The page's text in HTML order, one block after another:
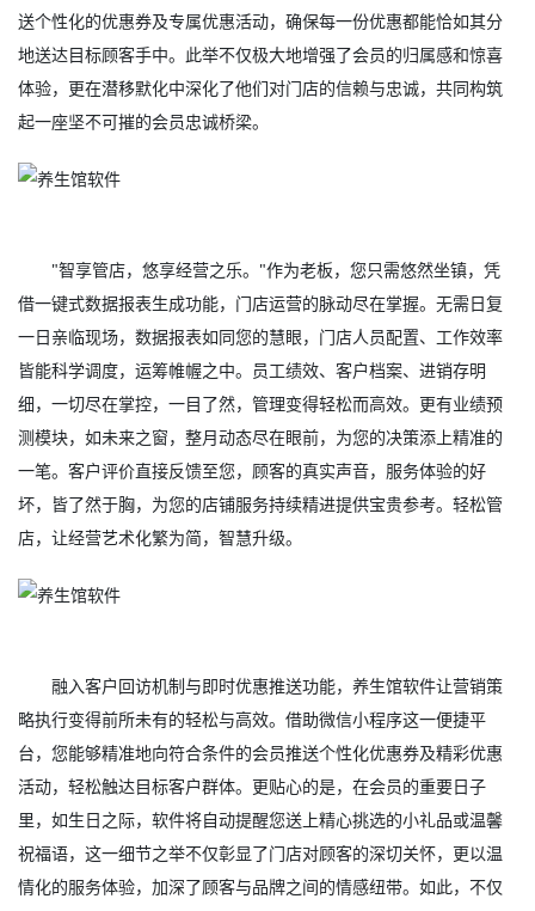
送个性化的优惠券及专属优惠活动，确保每一份优惠都能恰如其分
地送达目标顾客手中。此举不仅极大地增强了会员的归属感和惊喜
体验，更在潜移默化中深化了他们对门店的信赖与忠诚，共同构筑
起一座坚不可摧的会员忠诚桥梁。
"智享管店，悠享经营之乐。"作为老板，您只需悠然坐镇，凭
借一键式数据报表生成功能，门店运营的脉动尽在掌握。无需日复
一日亲临现场，数据报表如同您的慧眼，门店人员配置、工作效率
皆能科学调度，运筹帷幄之中。员工绩效、客户档案、进销存明
细，一切尽在掌控，一目了然，管理变得轻松而高效。更有业绩预
测模块，如未来之窗，整月动态尽在眼前，为您的决策添上精准的
一笔。客户评价直接反馈至您，顾客的真实声音，服务体验的好
坏，皆了然于胸，为您的店铺服务持续精进提供宝贵参考。轻松管
店，让经营艺术化繁为简，智慧升级。
融入客户回访机制与即时优惠推送功能，养生馆软件让营销策
略执行变得前所未有的轻松与高效。借助微信小程序这一便捷平
台，您能够精准地向符合条件的会员推送个性化优惠券及精彩优惠
活动，轻松触达目标客户群体。更贴心的是，在会员的重要日子
里，如生日之际，软件将自动提醒您送上精心挑选的小礼品或温馨
祝福语，这一细节之举不仅彰显了门店对顾客的深切关怀，更以温
情化的服务体验，加深了顾客与品牌之间的情感纽带。如此，不仅